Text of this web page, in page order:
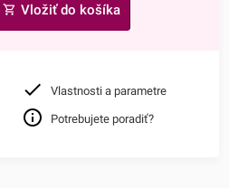
Vložiť do košíka
Vlastnosti a parametre
Potrebujete poradiť?